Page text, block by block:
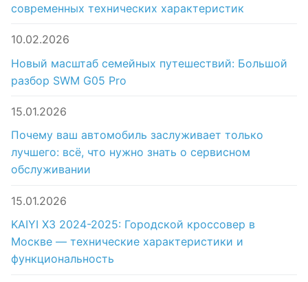
современных технических характеристик
10.02.2026
Новый масштаб семейных путешествий: Большой
разбор SWM G05 Pro
15.01.2026
Почему ваш автомобиль заслуживает только
лучшего: всё, что нужно знать о сервисном
обслуживании
15.01.2026
KAIYI X3 2024-2025: Городской кроссовер в
Москве — технические характеристики и
функциональность